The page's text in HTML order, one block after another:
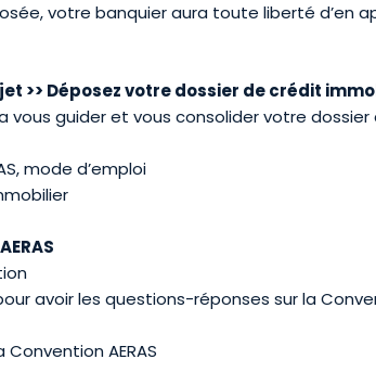
votre banquier aura toute liberté d’en
>> Déposez votre dossier de crédit
guider et vous consolider votre dossier
mode d’emploi
avoir les questions-réponses sur la
AERAS